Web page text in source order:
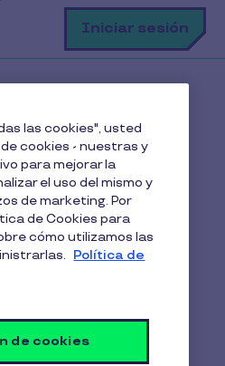
Iniciar sesión
colaboradores que
hay
23 Marzo 2023
las cookies", usted
cookies - nuestras y
para mejorar la
el uso del mismo y
de marketing. Por
de Cookies para
cómo utilizamos las
Política de
de cookies